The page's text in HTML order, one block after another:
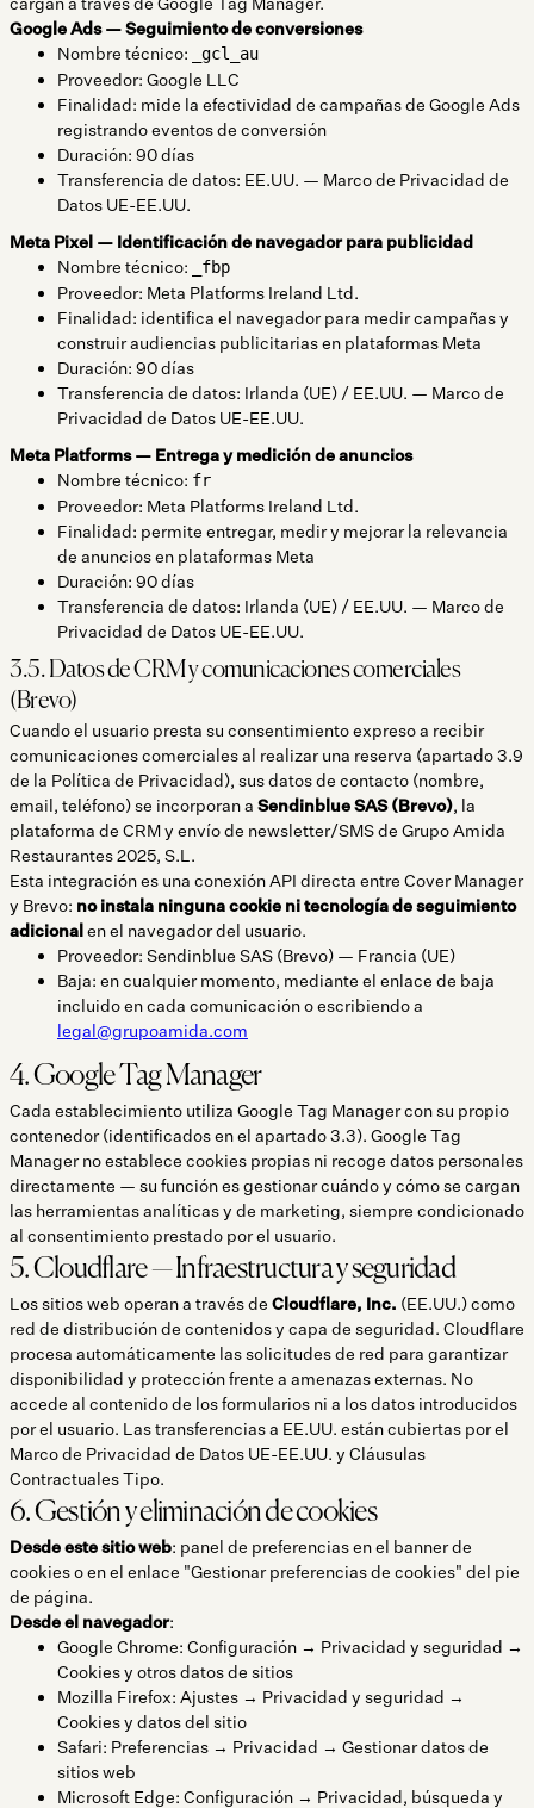
Google Ads — Seguimiento de conversiones
Nombre técnico:
_gcl_au
Proveedor: Google LLC
Finalidad: mide la efectividad de campañas de Google Ads
registrando eventos de conversión
Duración: 90 días
Transferencia de datos: EE.UU. — Marco de Privacidad de
Datos UE-EE.UU.
Meta Pixel — Identificación de navegador para publicidad
Nombre técnico:
_fbp
Proveedor: Meta Platforms Ireland Ltd.
Finalidad: identifica el navegador para medir campañas y
construir audiencias publicitarias en plataformas Meta
Duración: 90 días
Transferencia de datos: Irlanda (UE) / EE.UU. — Marco de
Privacidad de Datos UE-EE.UU.
Meta Platforms — Entrega y medición de anuncios
Nombre técnico: fr
Proveedor: Meta Platforms Ireland Ltd.
Finalidad: permite entregar, medir y mejorar la relevancia
de anuncios en plataformas Meta
Duración: 90 días
Transferencia de datos: Irlanda (UE) / EE.UU. — Marco de
Privacidad de Datos UE-EE.UU.
3.5. Datos de CRM y comunicaciones comerciales
(Brevo)
Cuando el usuario presta su consentimiento expreso a recibir
comunicaciones comerciales al realizar una reserva (apartado 3.9
de la Política de Privacidad), sus datos de contacto (nombre,
email, teléfono) se incorporan a Sendinblue SAS (Brevo), la
plataforma de CRM y envío de newsletter/SMS de Grupo Amida
Restaurantes 2025, S.L.
Esta integración es una conexión API directa entre Cover Manager
y Brevo: no instala ninguna cookie ni tecnología de seguimiento
adicionalen el navegador del usuario.
Proveedor: Sendinblue SAS (Brevo) — Francia (UE)
Baja: en cualquier momento, mediante el enlace de baja
incluido en cada comunicación o escribiendo a
legal@grupoamida.com
4. Google Tag Manager
Cada establecimiento utiliza Google Tag Manager con su propio
contenedor (identificados en el apartado 3.3). Google Tag
Manager no establece cookies propias ni recoge datos personales
directamente — su función es gestionar cuándo y cómo se cargan
las herramientas analíticas y de marketing, siempre condicionado
al consentimiento prestado por el usuario.
5. Cloudflare — Infraestructura y seguridad
Los sitios web operan a través de Cloudflare, Inc. (EE.UU.) como
red de distribución de contenidos y capa de seguridad. Cloudflare
procesa automáticamente las solicitudes de red para garantizar
disponibilidad y protección frente a amenazas externas. No
accede al contenido de los formularios ni a los datos introducidos
por el usuario. Las transferencias a EE.UU. están cubiertas por el
Marco de Privacidad de Datos UE-EE.UU. y Cláusulas
Contractuales Tipo.
6. Gestión y eliminación de cookies
Desde este sitio web: panel de preferencias en el banner de
cookies o en el enlace "Gestionar preferencias de cookies" del pie
de página.
Desde el navegador:
Google Chrome: Configuración → Privacidad y seguridad →
Cookies y otros datos de sitios
Mozilla Firefox: Ajustes → Privacidad y seguridad →
Cookies y datos del sitio
Safari: Preferencias → Privacidad → Gestionar datos de
sitios web
Microsoft Edge: Configuración → Privacidad, búsqueda y